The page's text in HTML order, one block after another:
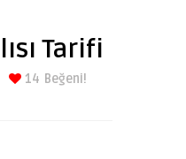
Tarifi
14 Beğeni!